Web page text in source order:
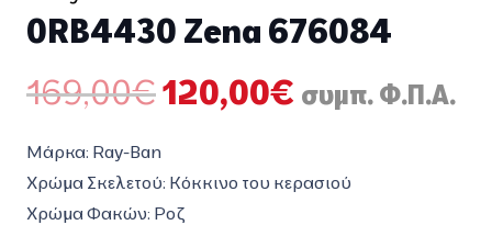
0RB4430 Zena 676084
169,00€Original
price
169,00€.
120,00€ Η
τρέχουσα
είναι:
συμπ. Φ.Π.Α.
Μάρκα: Ray-Ban
Χρώμα Σκελετού: Κόκκινο του κερασιού
Χρώμα Φακών: Ροζ